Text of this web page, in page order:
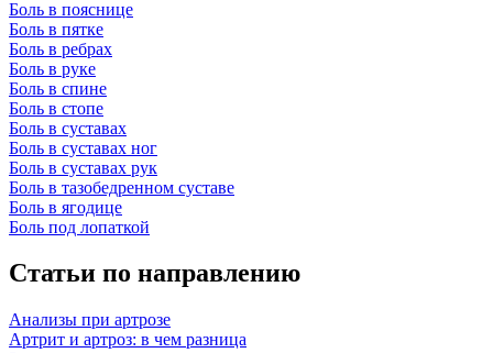
Боль в пояснице
Боль в пятке
Боль в ребрах
Боль в руке
Боль в спине
Боль в стопе
Боль в суставах
Боль в суставах ног
Боль в суставах рук
Боль в тазобедренном суставе
Боль в ягодице
Боль под лопаткой
Статьи по направлению
Анализы при артрозе
Артрит и артроз: в чем разница